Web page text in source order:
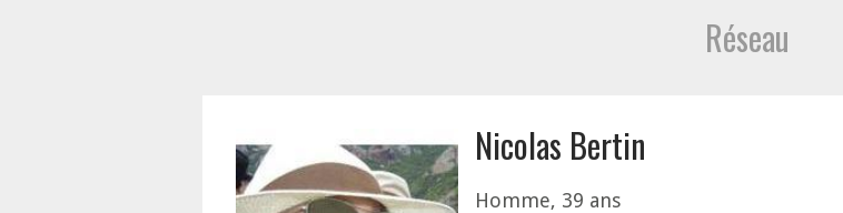
Réseau
Nicolas Bertin
Homme, 39 ans